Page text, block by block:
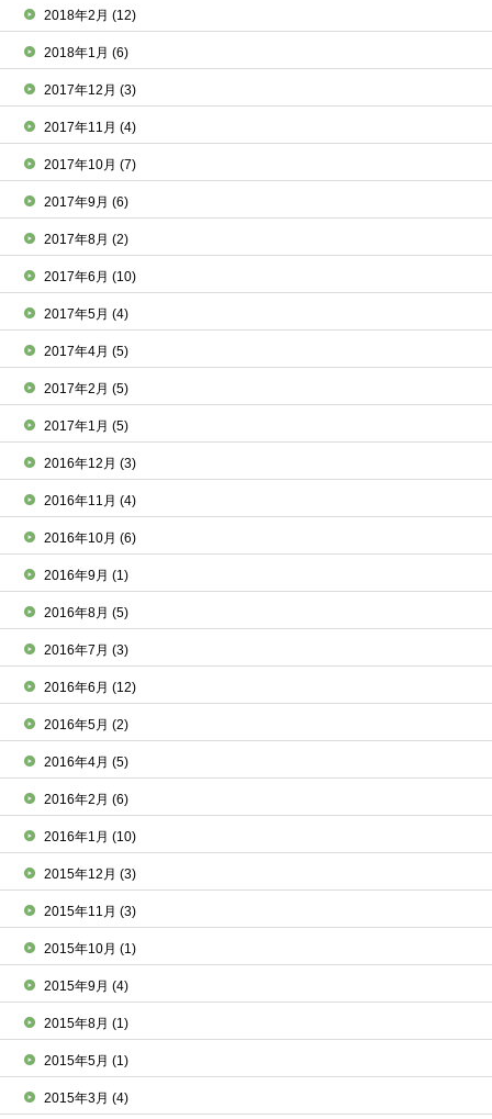
2018年2月(12)
2018年1月(6)
2017年12月(3)
2017年11月(4)
2017年10月(7)
2017年9月(6)
2017年8月(2)
2017年6月(10)
2017年5月(4)
2017年4月(5)
2017年2月(5)
2017年1月(5)
2016年12月(3)
2016年11月(4)
2016年10月(6)
2016年9月(1)
2016年8月(5)
2016年7月(3)
2016年6月(12)
2016年5月(2)
2016年4月(5)
2016年2月(6)
2016年1月(10)
2015年12月(3)
2015年11月(3)
2015年10月(1)
2015年9月(4)
2015年8月(1)
2015年5月(1)
2015年3月(4)